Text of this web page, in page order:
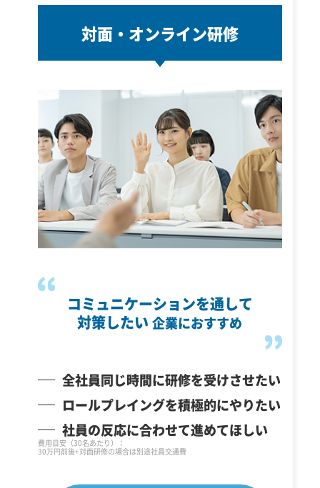
対面・オンライン研修
コミュニケーションを通して
対策したい 企業におすすめ
全社員同じ時間に研修を受けさせたい
ロールプレイングを積極的にやりたい
社員の反応に合わせて進めてほしい
費用目安（30名あたり）：
30万円前後+対面研修の場合は別途社員交通費